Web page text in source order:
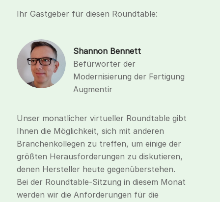
Ihr Gastgeber für diesen Roundtable:
Shannon Bennett
Befürworter der
Modernisierung der Fertigung
Augmentir
Unser monatlicher virtueller Roundtable gibt
Ihnen die Möglichkeit, sich mit anderen
Branchenkollegen zu treffen, um einige der
größten Herausforderungen zu diskutieren,
denen Hersteller heute gegenüberstehen.
Bei der Roundtable-Sitzung in diesem Monat
werden wir die Anforderungen für die